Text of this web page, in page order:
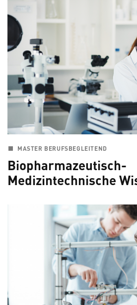
MASTER BERUFSBEGLEITEND
Biopharmazeutisch-
Medizintechnische